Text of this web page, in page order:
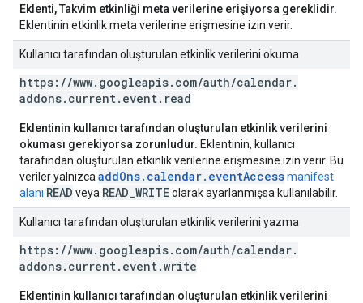
Eklenti, Takvim etkinliği meta verilerine erişiyorsa gereklidir.
Eklentinin etkinlik meta verilerine erişmesine izin verir.
Kullanıcı tarafından oluşturulan etkinlik verilerini okuma
https: //www. googleapis. com/auth/calendar.
addons. current. event. read
Eklentinin kullanıcı tarafından oluşturulan etkinlik verilerini
okuması gerekiyorsa zorunludur. Eklentinin, kullanıcı
tarafından oluşturulan etkinlik verilerine erişmesine izin verir. Bu
veriler yalnızca addOns.calendar.eventAccessmanifest
alanı READ veya READ_WRITEolarak ayarlanmışsa kullanılabilir.
Kullanıcı tarafından oluşturulan etkinlik verilerini yazma
https: //www. googleapis. com/auth/calendar.
addons. current. event.write
Eklentinin kullanıcı tarafından oluşturulan etkinlik verilerini